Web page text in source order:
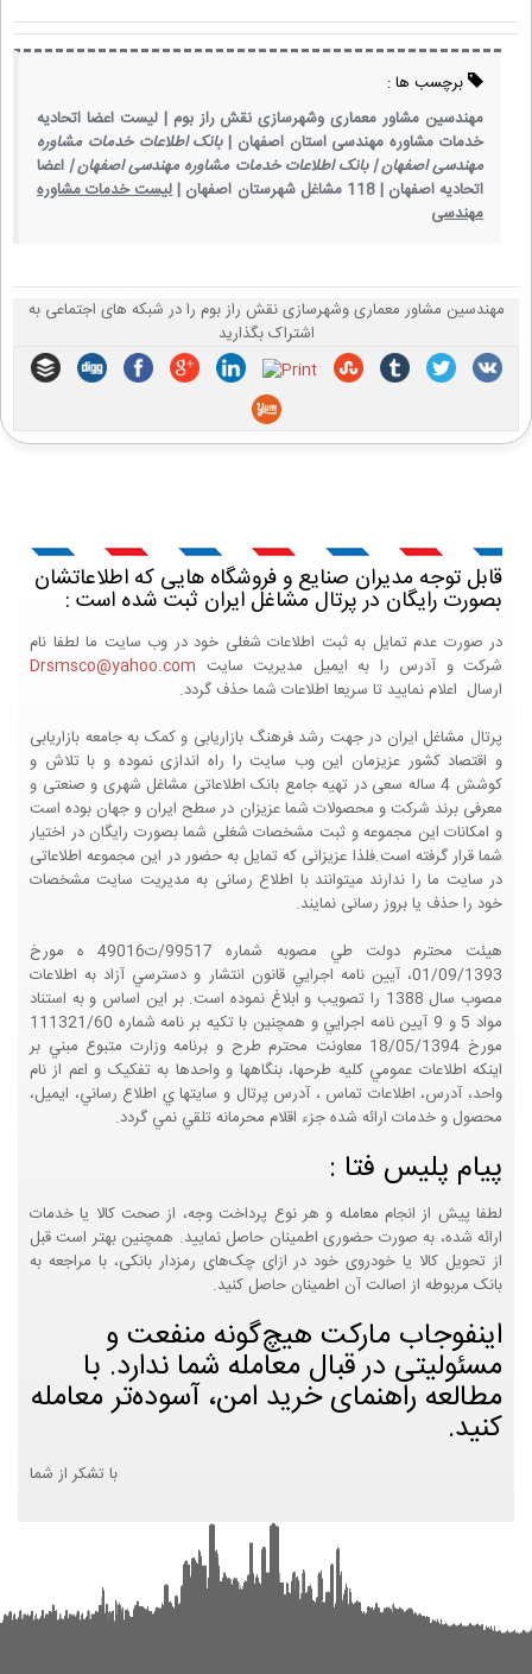
برچسب ها :
مهندسین مشاور معماری وشهرسازی نقش راز بوم | لیست اعضا اتحادیه
خدمات مشاوره مهندسی استان اصفهان | بانک اطلاعات خدمات مشاوره
مهندسی اصفهان |بانک اطلاعات خدمات مشاوره مهندسی اصفهان |اعضا
اتحادیه اصفهان |118 مشاغل شهرستان اصفهان |
لیست خدمات مشاوره
مهندسی
مهندسین مشاور معماری وشهرسازی نقش راز بوم را در شبکه های اجتماعی به
اشتراک بگذارید
قابل توجه مدیران صنایع و فروشگاه هایی که اطلاعاتشان
بصورت رایگان در پرتال مشاغل ایران ثبت شده است :
در صورت عدم تمایل به ثبت اطلاعات شغلی خود در وب سایت ما لطفا نام
شرکت و آدرس را به ایمیل مدیریت سایت Drsmsco@yahoo.com
ارسال اعلام نمایید تا سریعا اطلاعات شما حذف گردد.
پرتال مشاغل ایران در جهت رشد فرهنگ بازاریابی و کمک به جامعه بازاریابی
و اقتصاد کشور عزیزمان این وب سایت را راه اندازی نموده و با تلاش و
کوشش 4 ساله سعی در تهیه جامع بانک اطلاعاتی مشاغل شهری و صنعتی و
معرفی برند شرکت و محصولات شما عزیزان در سطح ایران و جهان بوده است
و امکانات این مجموعه و ثبت مشخصات شغلی شما بصورت رایگان در اختیار
شما قرار گرفته است.فلذا عزیزانی که تمایل به حضور در این مجموعه اطلاعاتی
در سایت ما را ندارند میتوانند با اطلاع رسانی به مدیریت سایت مشخصات
خود را حذف یا بروز رسانی نمایند.
هيئت محترم دولت طي مصوبه شماره 99517/ت49016 ه مورخ
01/09/1393، آيين نامه اجرايي قانون انتشار و دسترسي آزاد به اطلاعات
مصوب سال 1388 را تصويب و ابلاغ نموده است. بر اين اساس و به استناد
مواد 5 و 9 آيين نامه اجرايي و همچنين با تکيه بر نامه شماره 111321/60
مورخ 18/05/1394 معاونت محترم طرح و برنامه وزارت متبوع مبني بر
اينکه اطلاعات عمومي کليه طرحها، بنگاهها و واحدها به تفکيک و اعم از نام
واحد، آدرس، اطلاعات تماس ، آدرس پرتال و سايتها ي اطلاع رساني، ايميل،
محصول و خدمات ارائه شده جزء اقلام محرمانه تلقي نمي گردد.
پیام پلیس فتا :
لطفا پیش از انجام معامله و هر نوع پرداخت وجه، از صحت کالا یا خدمات
ارائه شده، به صورت حضوری اطمینان حاصل نمایید. همچنین بهتر است قبل
از تحویل کالا یا خودروی خود در ازای چک‌های رمزدار بانکی، با مراجعه به
بانک مربوطه از اصالت آن اطمینان حاصل کنید.
اینفوجاب مارکت هیچ‌گونه منفعت و
مسئولیتی در قبال معامله شما ندارد. با
مطالعه راهنمای خرید امن، آسوده‌تر معامله
کنید.
با تشکر از شما